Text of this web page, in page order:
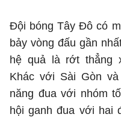
Đội bóng Tây Đô có
bảy vòng đấu gần
hệ quả là rớt thẳng
Khác với Sài Gòn
năng đua với nhóm
hội ganh đua với hai